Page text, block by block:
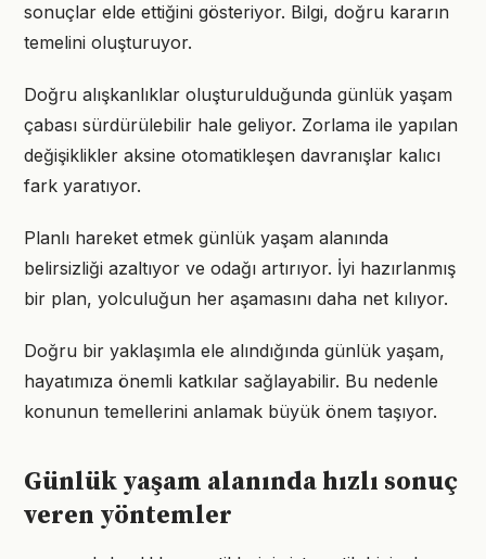
sonuçlar elde ettiğini gösteriyor. Bilgi, doğru kararın
temelini oluşturuyor.
Doğru alışkanlıklar oluşturulduğunda günlük yaşam
çabası sürdürülebilir hale geliyor. Zorlama ile yapılan
değişiklikler aksine otomatikleşen davranışlar kalıcı
fark yaratıyor.
Planlı hareket etmek günlük yaşam alanında
belirsizliği azaltıyor ve odağı artırıyor. İyi hazırlanmış
bir plan, yolculuğun her aşamasını daha net kılıyor.
Doğru bir yaklaşımla ele alındığında günlük yaşam,
hayatımıza önemli katkılar sağlayabilir. Bu nedenle
konunun temellerini anlamak büyük önem taşıyor.
Günlük yaşam alanında hızlı sonuç
veren yöntemler